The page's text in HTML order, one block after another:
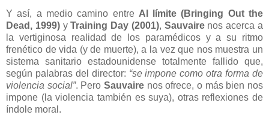
Y así, a medio camino entre Al límite (Bringing Out the
Dead, 1999)yTraining Day (2001), Sauvairenos acerca a
la vertiginosa realidad de los paramédicos y a su ritmo
frenético de vida (y de muerte), a la vez que nos muestra un
sistema sanitario estadounidense totalmente fallido que,
según palabras del director: “se impone como otra forma de
violencia social”. PeroSauvaire nos ofrece, o más bien nos
impone (la violencia también es suya), otras reflexiones de
índole moral.